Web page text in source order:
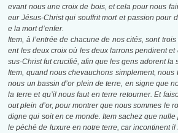
evant nous une croix de bois, et cela pour nous
eur Jésus-Christ qui souffrit mort et passion pour
e la mort d’enfer.
Item, à l’entrée de chacune de nos cités, sont
ent les deux croix où les deux larrons pendirent
sus-Christ fut crucifié, afin que les gens adorent la
Item, quand nous chevauchons simplement, nous
nous un bassin d’or plein de terre, en signe que
la terre et qu’il nous faut en terre retourner. Et
out plein d’or, pour montrer que nous sommes le
digne qui soit en ce monde. Item sachez que nulle
le péché de luxure en notre terre, car incontinent